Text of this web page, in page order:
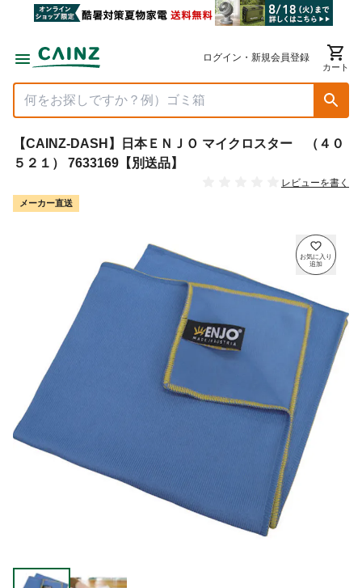
ログイン・新規会員登録
カート
【CAINZ-DASH】日本ＥＮＪＯ マイクロスター （４０
５２１） 7633169【別送品】
レビューを書く
メーカー直送